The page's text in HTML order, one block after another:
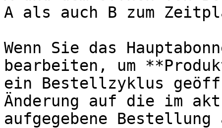
A als auch B zum
Wenn Sie das
bearbeiten, um
ein Bestellzyklus
Änderung auf die im
aufgegebene Bestellung